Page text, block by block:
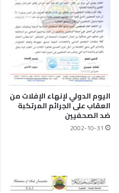
اليوم الدولي لإنهاء الإفلات من
العقاب على الجرائم المرتكبة
ضد الصحفيين
2002-10-31